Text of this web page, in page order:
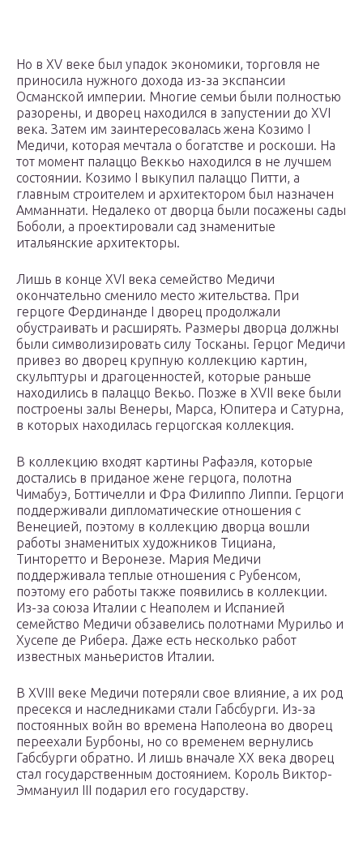
Но в XV веке был упадок экономики, торговля не
приносила нужного дохода из-за экспансии
Османской империи. Многие семьи были полностью
разорены, и дворец находился в запустении до XVI
века. Затем им заинтересовалась жена Козимо І
Медичи, которая мечтала о богатстве и роскоши. На
тот момент палаццо Веккьо находился в не лучшем
состоянии. Козимо І выкупил палаццо Питти, а
главным строителем и архитектором был назначен
Амманнати. Недалеко от дворца были посажены сады
Боболи, а проектировали сад знаменитые
итальянские архитекторы.
Лишь в конце XVI века семейство Медичи
окончательно сменило место жительства. При
герцоге Фердинанде I дворец продолжали
обустраивать и расширять. Размеры дворца должны
были символизировать силу Тосканы. Герцог Медичи
привез во дворец крупную коллекцию картин,
скульптуры и драгоценностей, которые раньше
находились в палаццо Векьо. Позже в XVII веке были
построены залы Венеры, Марса, Юпитера и Сатурна,
в которых находилась герцогская коллекция.
В коллекцию входят картины Рафаэля, которые
достались в приданое жене герцога, полотна
Чимабуэ, Боттичелли и Фра Филиппо Липпи. Герцоги
поддерживали дипломатические отношения с
Венецией, поэтому в коллекцию дворца вошли
работы знаменитых художников Тициана,
Тинторетто и Веронезе. Мария Медичи
поддерживала теплые отношения с Рубенсом,
поэтому его работы также появились в коллекции.
Из-за союза Италии с Неаполем и Испанией
семейство Медичи обзавелись полотнами Мурильо и
Хусепе де Рибера. Даже есть несколько работ
известных маньеристов Италии.
В XVIII веке Медичи потеряли свое влияние, а их род
пресекся и наследниками стали Габсбурги. Из-за
постоянных войн во времена Наполеона во дворец
переехали Бурбоны, но со временем вернулись
Габсбурги обратно. И лишь вначале XX века дворец
стал государственным достоянием. Король Виктор-
Эммануил ІІІ подарил его государству.